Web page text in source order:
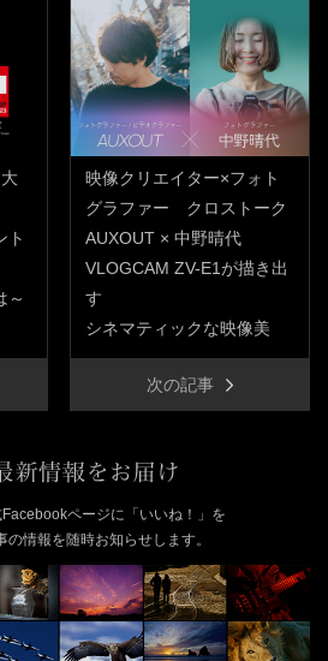
ト
～
映像クリエイター×フォト
グラファー クロストーク
AUXOUT × 中野晴代
VLOGCAM ZV-E1が描き出
す
シネマティックな映像美
次の記事
ページに「いいね！」を
の情報を随時お知らせします。